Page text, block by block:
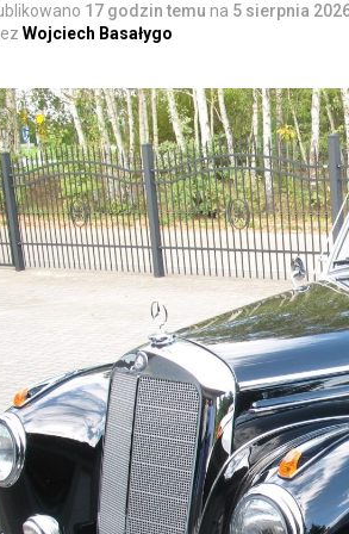
17 godzin temu na 5 sierpnia
Wojciech Basałygo